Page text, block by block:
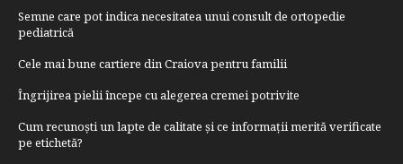
Semne care pot indica necesitatea unui consult de ortopedie
pediatrică
Cele mai bune cartiere din Craiova pentru familii
Îngrijirea pielii începe cu alegerea cremei potrivite
Cum recunoști un lapte de calitate și ce informații merită verificate
pe etichetă?